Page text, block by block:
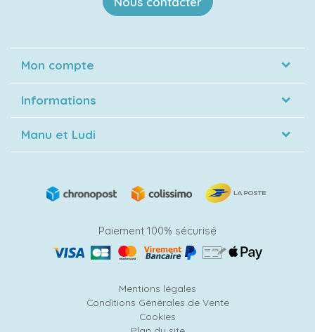
Mon compte
Informations
Manu et Ludi
Paiement 100% sécurisé
Mentions légales
Conditions Générales de Vente
Cookies